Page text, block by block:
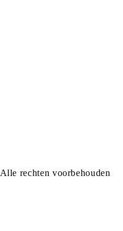
rechten voorbehouden